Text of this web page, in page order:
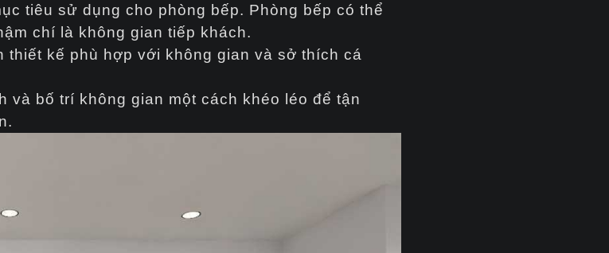
tiêu sử dụng cho phòng bếp. Phòng bếp có thể
chí là không gian tiếp khách.
thiết kế phù hợp với không gian và sở thích cá
và bố trí không gian một cách khéo léo để tận